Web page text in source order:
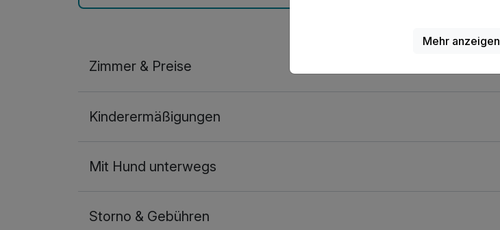
Zimmer & Preise
2 Erwachsene
Kinderermäßigungen
Mit Hund unterwegs
Storno & Gebühren
Mehr anzeigen